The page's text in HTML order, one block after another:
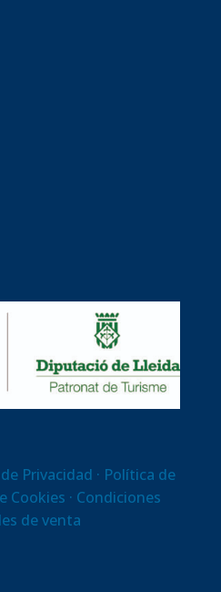
Privacidad · Política de
Cookies · Condiciones
de venta